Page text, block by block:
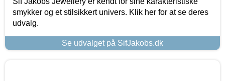
smykker og et stilsikkert univers. Klik her for at se deres
udvalg.
Se udvalget på SifJakobs.dk